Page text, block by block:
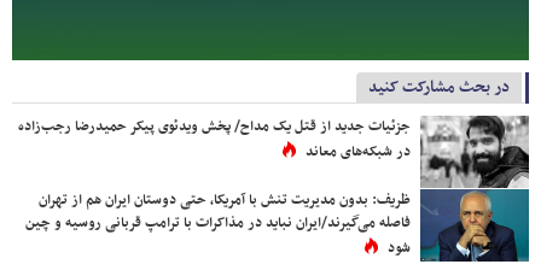
در بحث مشارکت کنید
جزئیات جدید از قتل یک مداح/ پخش ویدئوی پیکر حمیدرضا رجب‌زاده
در شبکه‌های معاند
ظریف: بدون مدیریت تنش با آمریکا، حتی دوستان ایران هم از تهران
فاصله می‌گیرند/ایران نباید در مذاکرات با ترامپ قربانی روسیه و چین
شود